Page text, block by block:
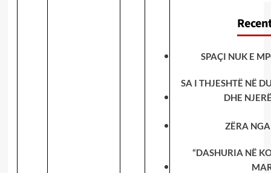
SPAÇI NUK E
SA I THJESHTË NË
DHE
ZËRA
“DASHURIA NË